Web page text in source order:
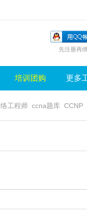
先注册再
培训团购 更多
络工程师 ccna题库 CCNP